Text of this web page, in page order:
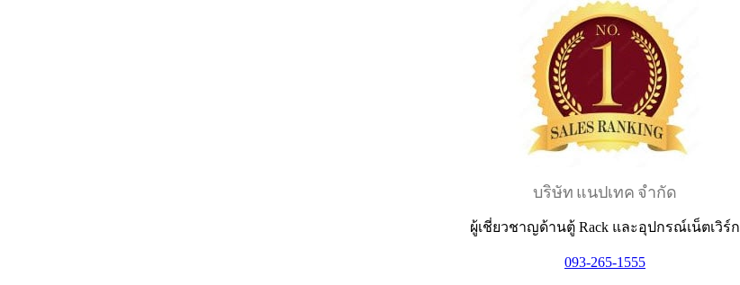
บริษัท แนปเทค จำกัด
ผู้เชี่ยวชาญด้านตู้ Rack และอุปกรณ์เน็ตเวิร์ก
093-265-1555